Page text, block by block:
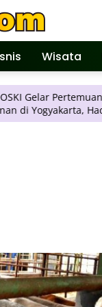
Wisata
Pertemuan Ilmiah
Hadirkan
Terkini